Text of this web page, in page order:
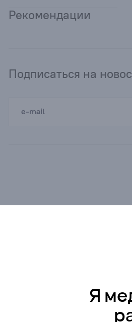
Рекомендации
Подписаться на
Я